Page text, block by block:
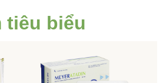
tiêu biểu